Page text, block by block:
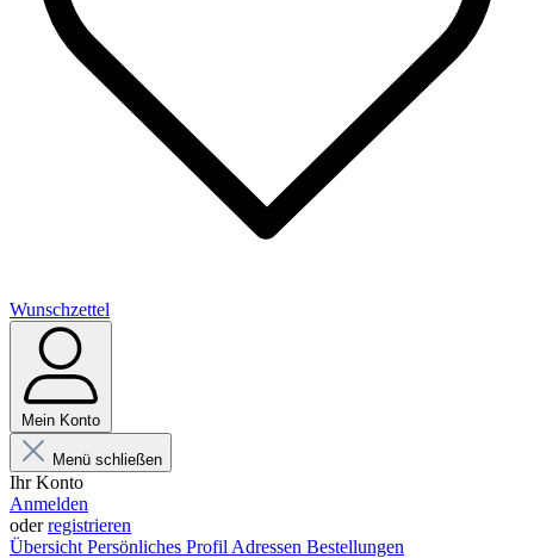
Wunschzettel
Mein Konto
Menü schließen
Ihr Konto
Anmelden
oderregistrieren
Übersicht Persönliches Profil Adressen Bestellungen